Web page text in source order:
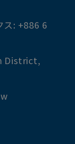
ス: +886 6
District,